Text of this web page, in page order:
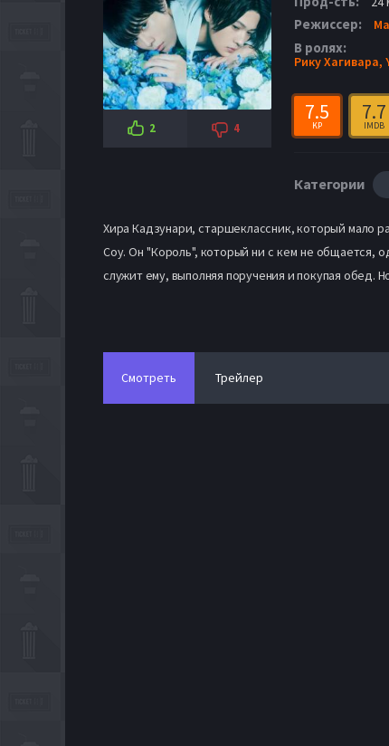
2 4
Режиссер:
В ролях:
Рику Хагивара,
7.5
KP
7.7
IMDB
Категории
Хира Кадзунари, старшеклассник, который мало
Соу. Он "Король", который ни с кем не общается,
служит ему, выполняя поручения и покупая обед.
Смотреть Трейлер